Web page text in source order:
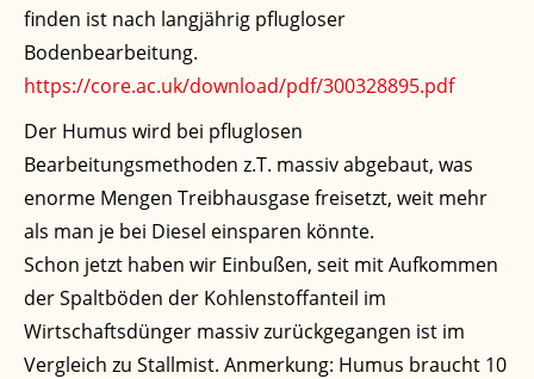
finden ist nach langjährig pflugloser
Bodenbearbeitung.
https://core.ac.uk/download/pdf/300328895.pdf
Der Humus wird bei pfluglosen
Bearbeitungsmethoden z.T. massiv abgebaut, was
enorme Mengen Treibhausgase freisetzt, weit mehr
als man je bei Diesel einsparen könnte.
Schon jetzt haben wir Einbußen, seit mit Aufkommen
der Spaltböden der Kohlenstoffanteil im
Wirtschaftsdünger massiv zurückgegangen ist im
Vergleich zu Stallmist. Anmerkung: Humus braucht 10